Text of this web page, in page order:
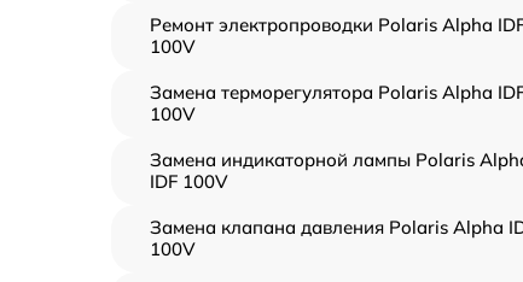
Ремонт электропроводки Polaris Alpha
100V
Замена терморегулятора Polaris Alpha
100V
Замена индикаторной лампы Polaris
IDF 100V
Замена клапана давления Polaris Alpha
100V